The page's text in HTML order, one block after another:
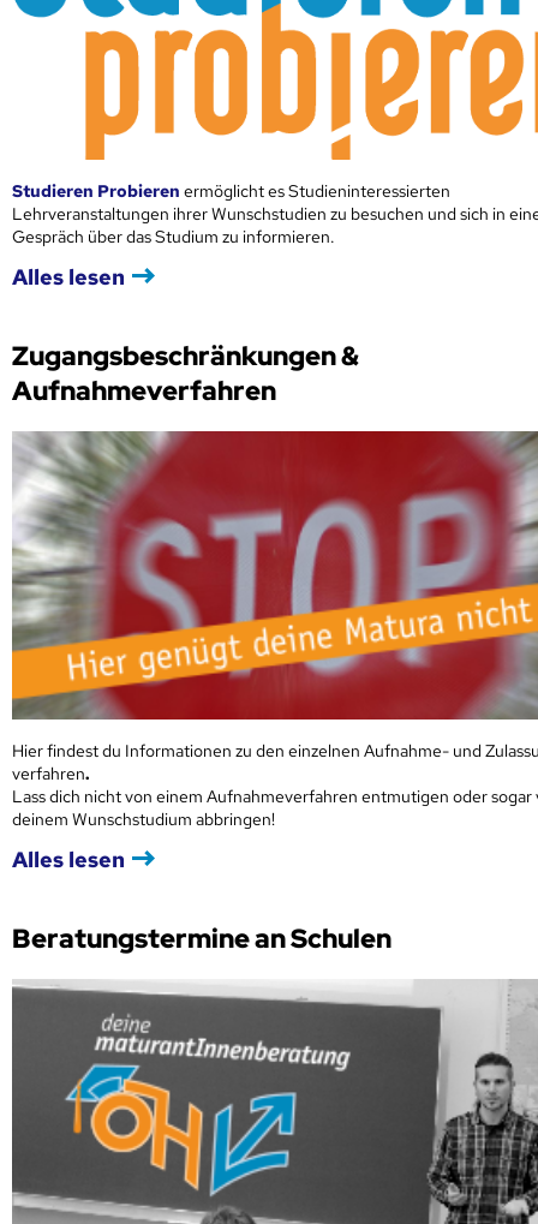
Studieren Probieren ermöglicht es Studieninteressierten
Lehrveranstaltungen ihrer Wunschstudien zu besuchen und sich in
Gespräch über das Studium zu informieren.
Alles lesen
Zugangsbeschränkungen &
Aufnahmeverfahren
Hier findest du Informationen zu den einzelnen Aufnahme- und
verfahren.
Lass dich nicht von einem Aufnahmeverfahren entmutigen oder sogar
deinem Wunschstudium abbringen!
Alles lesen
Beratungstermine an Schulen